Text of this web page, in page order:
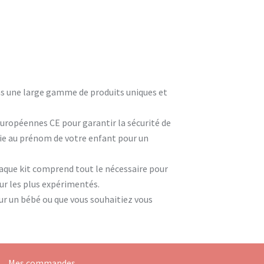
large gamme de produits uniques et
CE pour garantir la sécurité de
au prénom de votre enfant pour un
kit comprend tout le nécessaire pour
les plus expérimentés.
un bébé ou que vous souhaitiez vous